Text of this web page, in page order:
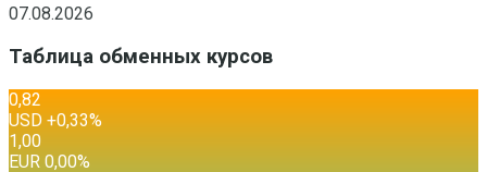
07.08.2026
Таблица обменных курсов
0,82
USD +0,33%
1,00
EUR 0,00%